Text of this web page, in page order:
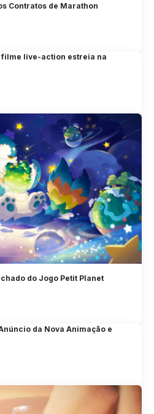
Contratos de Marathon
filme live-action estreia na
do Jogo Petit Planet
da Nova Animação e